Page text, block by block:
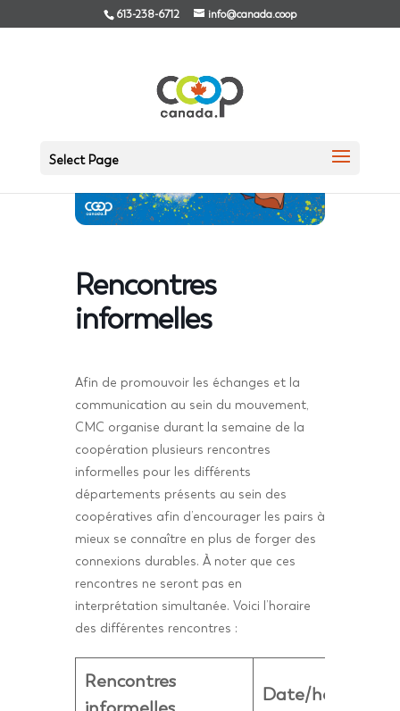
613-238-6712 info@canada.coop
Select Page
Rencontres
informelles
Afin de promouvoir les échanges et la
communication au sein du mouvement,
CMC organise durant la semaine de la
coopération plusieurs rencontres
informelles pour les différents
départements présents au sein des
coopératives afin d’encourager les pairs à
mieux se connaître en plus de forger des
connexions durables. À noter que ces
rencontres ne seront pas en
interprétation simultanée. Voici l’horaire
des différentes rencontres :
Rencontres
Date/heure